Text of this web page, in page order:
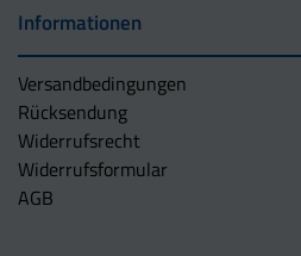
Informationen
Versandbedingungen
Rücksendung
Widerrufsrecht
Widerrufsformular
AGB